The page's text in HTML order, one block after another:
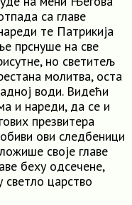
са главе
те Патрикија
прснуше на све
но светитељ
молитва, оста
води. Видећи
и нареди, да се и
презвитера
ови следбеници
своје главе
беху одсечене,
царство